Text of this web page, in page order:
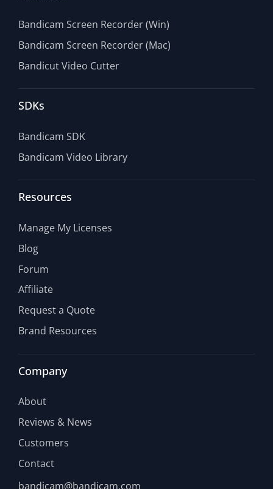
Bandicam Screen Recorder (Win)
Bandicam Screen Recorder (Mac)
Bandicut Video Cutter
SDKs
Bandicam SDK
Bandicam Video Library
Resources
Manage My Licenses
Blog
Forum
Affiliate
Request a Quote
Brand Resources
Company
About
Reviews & News
Customers
Contact
bandicam@bandicam.com